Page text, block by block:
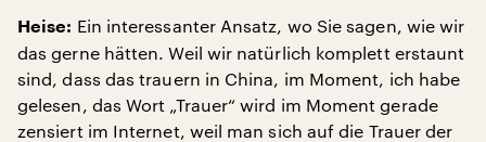
Heise: Ein interessanter Ansatz, wo Sie sagen, wie wir
das gerne hätten. Weil wir natürlich komplett erstaunt
sind, dass das trauern in China, im Moment, ich habe
gelesen, das Wort „Trauer“ wird im Moment gerade
zensiert im Internet, weil man sich auf die Trauer der